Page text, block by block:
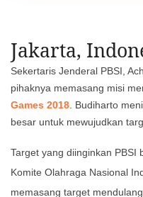
Jakarta,
Sekertaris Jenderal PBSI,
pihaknya memasang misi
Games 2018 . Budiharto
besar untuk mewujudkan
Target yang diinginkan PBSI
Komite Olahraga Nasional
memasang target